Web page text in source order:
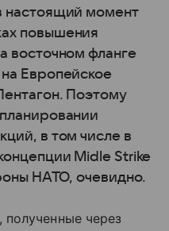
настоящий момент
повышения
восточном фланге
Европейское
Поэтому
в том числе в
Midle Strike
НАТО, очевидно.
через